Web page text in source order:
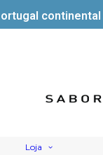
continental
Loja